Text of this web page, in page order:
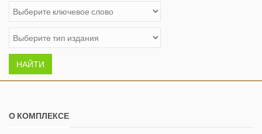
НАЙТИ
О КОМПЛЕКСЕ